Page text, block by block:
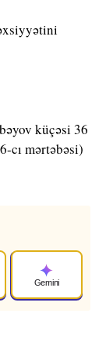
küçəsi 36
cı mərtəbəsi)
Gemini